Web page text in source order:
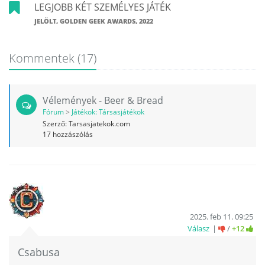
LEGJOBB KÉT SZEMÉLYES JÁTÉK
JELÖLT, GOLDEN GEEK AWARDS, 2022
Kommentek(17)
Vélemények - Beer & Bread
Fórum> Játékok: Társasjátékok
Szerző:Tarsasjatekok.com
17 hozzászólás
Csabusa
2025. feb 11. 09:25
Válasz
/+12